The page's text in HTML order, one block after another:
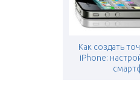
Как создать
iPhone: